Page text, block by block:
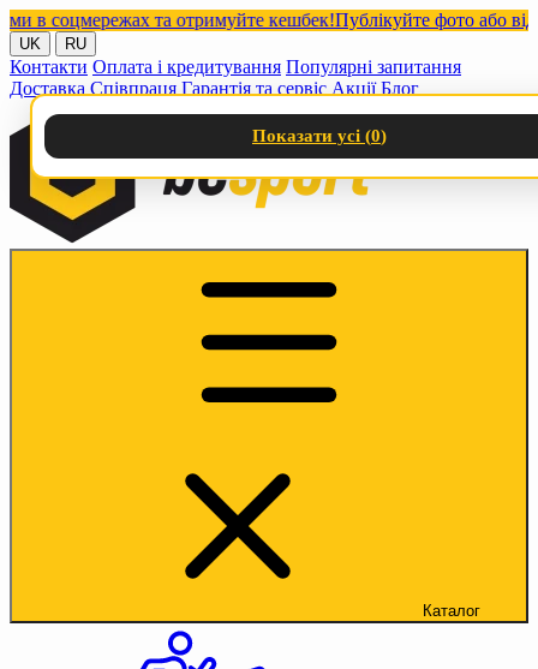
соцмережах та отримуйте кешбек!Публікуйте фото або відео
UK RU
Контакти Оплата і кредитування Популярні запитання
Доставка Співпраця Гарантія та сервіс Акції Блог
Каталог
Показати усі (0)